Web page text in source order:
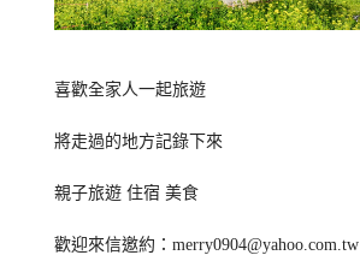
喜歡全家人一起旅遊
將走過的地方記錄下來
親子旅遊 住宿 美食
歡迎來信邀約：merry0904@yahoo.com.tw